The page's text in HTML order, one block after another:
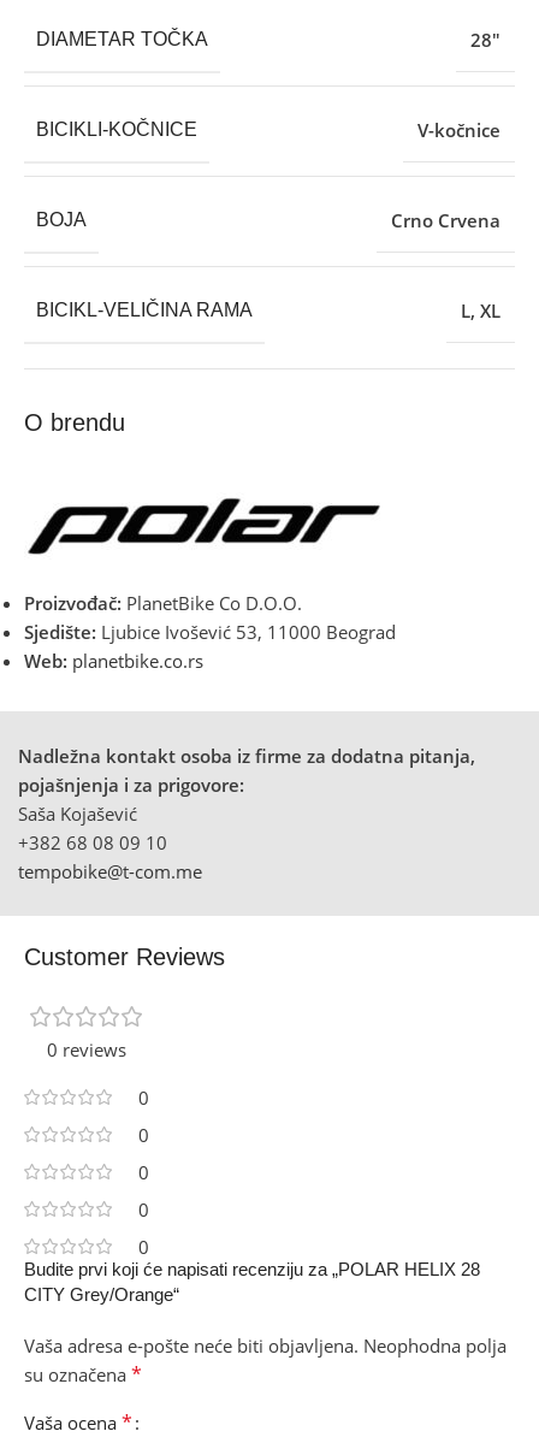
DIAMETAR TOČKA 28″
BICIKLI-KOČNICE V-kočnice
BOJA Crno Crvena
BICIKL-VELIČINA RAMA L, XL
O brendu
Proizvođač: PlanetBike Co D.O.O.
Sjedište: Ljubice Ivošević 53, 11000 Beograd
Web: planetbike.co.rs
Nadležna kontakt osoba iz firme za dodatna pitanja,
pojašnjenja i za prigovore:
Saša Kojašević
+382 68 08 09 10
tempobike@t-com.me
Customer Reviews
0 reviews
0
0
0
0
0
Budite prvi koji će napisati recenziju za „POLAR HELIX 28
CITY Grey/Orange“
Vaša adresa e-pošte neće biti objavljena. Neophodna polja
su označena *
Vaša ocena *